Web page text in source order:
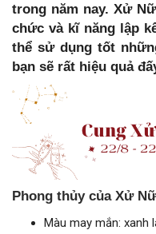
trong năm nay. Xử
chức và kĩ năng lập
thể sử dụng tốt
bạn sẽ rất hiệu quả
Phong thủy của Xử
Màu may mắn: xanh